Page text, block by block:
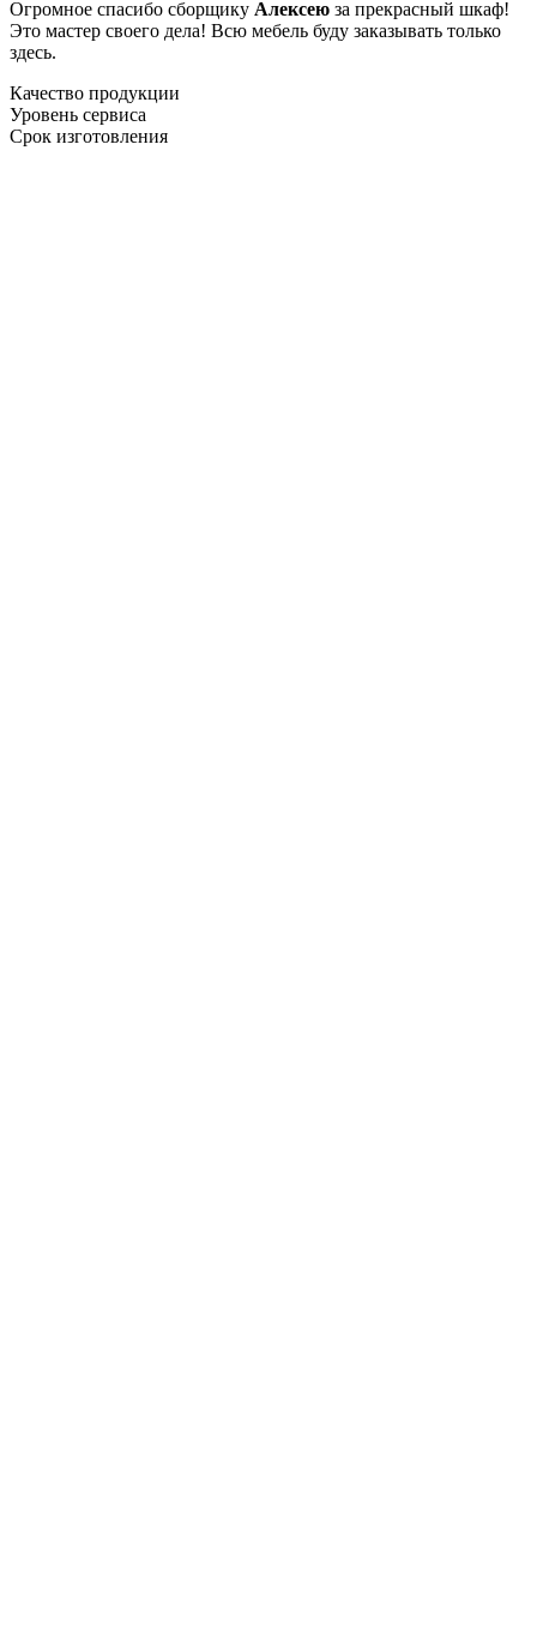
Огромное спасибо сборщику Алексею за прекрасный шкаф!
Это мастер своего дела! Всю мебель буду заказывать только
здесь.
Качество продукции
Уровень сервиса
Срок изготовления